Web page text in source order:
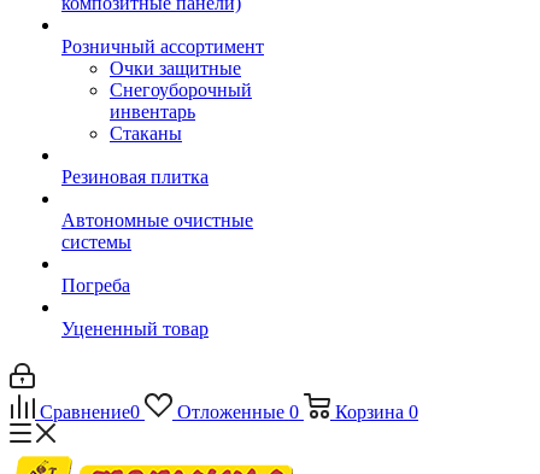
Розничный ассортимент
Очки защитные
Снегоуборочный
инвентарь
Стаканы
Резиновая плитка
Автономные очистные
системы
Погреба
Уцененный товар
Сравнение0 Отложенные 0 Корзина 0